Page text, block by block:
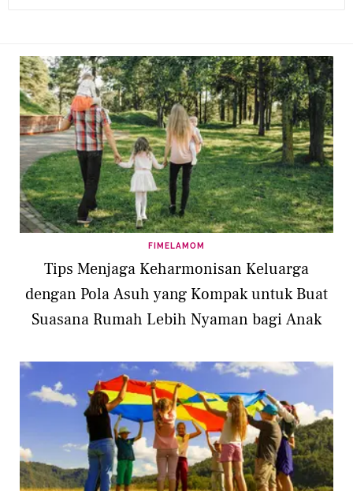
FIMELAMOM
Tips Menjaga Keharmonisan Keluarga
dengan Pola Asuh yang Kompak untuk Buat
Suasana Rumah Lebih Nyaman bagi Anak